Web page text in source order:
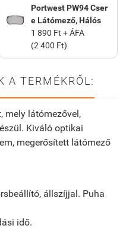
Portwest PW94 Cser
e Látómező, Hálós
1 890 Ft + ÁFA
(2 400 Ft)
A TERMÉKRŐL:
mely látómezővel,
Kiváló optikai
megerősített látómező
állszíjjal. Puha
idő.